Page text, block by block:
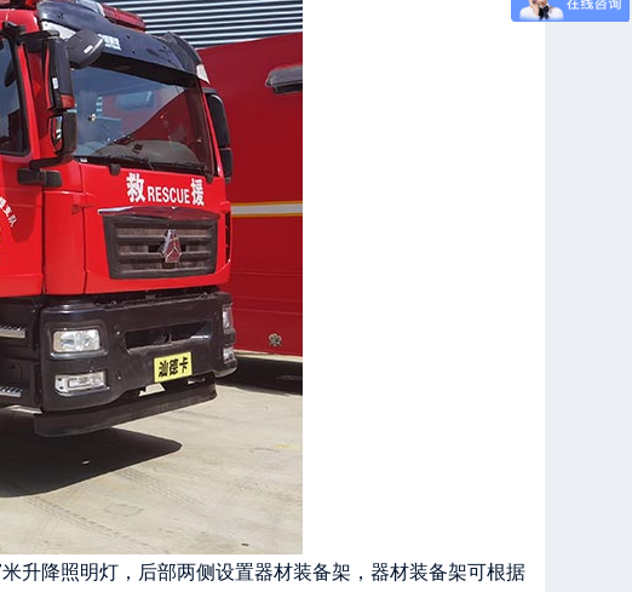
升降照明灯，后部两侧设置器材装备架，器材装备架可根据